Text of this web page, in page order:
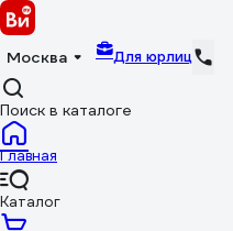
Москва Для юрлиц
Поиск в каталоге
Главная
Каталог